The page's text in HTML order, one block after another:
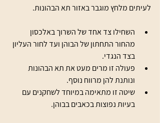
לעיתים מלחץ מוגבר באזור תא הבהונות.
השחילו צד אחד של השרוך באלכסון
מהחור התחתון של הבוהן ועד לחור העליון
בצד הנגדי.
פעולה זו מרים מעט את תא הבהונות
ונותנת להן מרווח נוסף.
שיטה זו מתאימה במיוחד לשחקנים עם
בעיות נפוצות בכאבים בבוהן.